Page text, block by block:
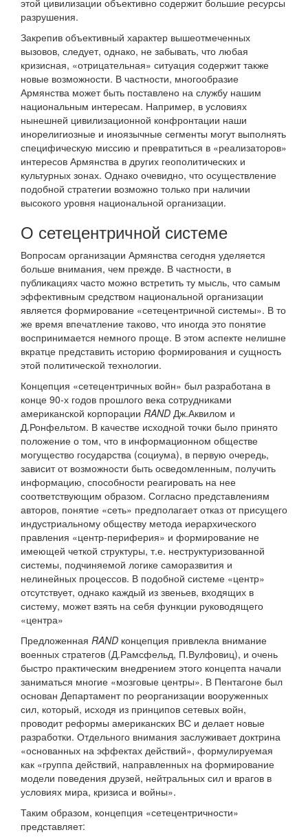
этой цивилизации объективно содержит большие ресурсы
разрушения.
Закрепив объективный характер вышеотмеченных
вызовов, следует, однако, не забывать, что любая
кризисная, «отрицательная» ситуация содержит также
новые возможности. В частности, многообразие
Армянства может быть поставлено на службу нашим
национальным интересам. Например, в условиях
нынешней цивилизационной конфронтации наши
инорелигиозные и иноязычные сегменты могут выполнять
специфическую миссию и превратиться в «реализаторов»
интересов Армянства в других геополитических и
культурных зонах. Однако очевидно, что осуществление
подобной стратегии возможно только при наличии
высокого уровня национальной организации.
О сетецентричной системе
Вопросам организации Армянства сегодня уделяется
больше внимания, чем прежде. В частности, в
публикациях часто можно встретить ту мысль, что самым
эффективным средством национальной организации
является формирование «сетецентричной системы». В то
же время впечатление таково, что иногда это понятие
воспринимается немного проще. В этом аспекте нелишне
вкратце представить историю формирования и сущность
этой политической технологии.
Концепция «сетецентричных войн» был разработана в
конце 90-х годов прошлого века сотрудниками
американской корпорации RAND Дж.Аквилом и
Д.Ронфельтом. В качестве исходной точки было принято
положение о том, что в информационном обществе
могущество государства (социума), в первую очередь,
зависит от возможности быть осведомленным, получить
информацию, способности реагировать на нее
соответствующим образом. Согласно представлениям
авторов, понятие «сеть» предполагает отказ от присущего
индустриальному обществу метода иерархического
правления «центр-периферия» и формирование не
имеющей четкой структуры, т.е. неструктуризованной
системы, подчиняемой логике саморазвития и
нелинейных процессов. В подобной системе «центр»
отсутствует, однако каждый из звеньев, входящих в
систему, может взять на себя функции руководящего
«центра»
Предложенная RAND концепция привлекла внимание
военных стратегов (Д.Рамсфельд, П.Вулфовиц), и очень
быстро практическим внедрением этого концепта начали
заниматься многие «мозговые центры». В Пентагоне был
основан Департамент по реорганизации вооруженных
сил, который, исходя из принципов сетевых войн,
проводит реформы американских ВС и делает новые
разработки. Отдельного внимания заслуживает доктрина
«основанных на эффектах действий», формулируемая
как «группа действий, направленных на формирование
модели поведения друзей, нейтральных сил и врагов в
условиях мира, кризиса и войны».
Таким образом, концепция «сетецентричности»
представляет: